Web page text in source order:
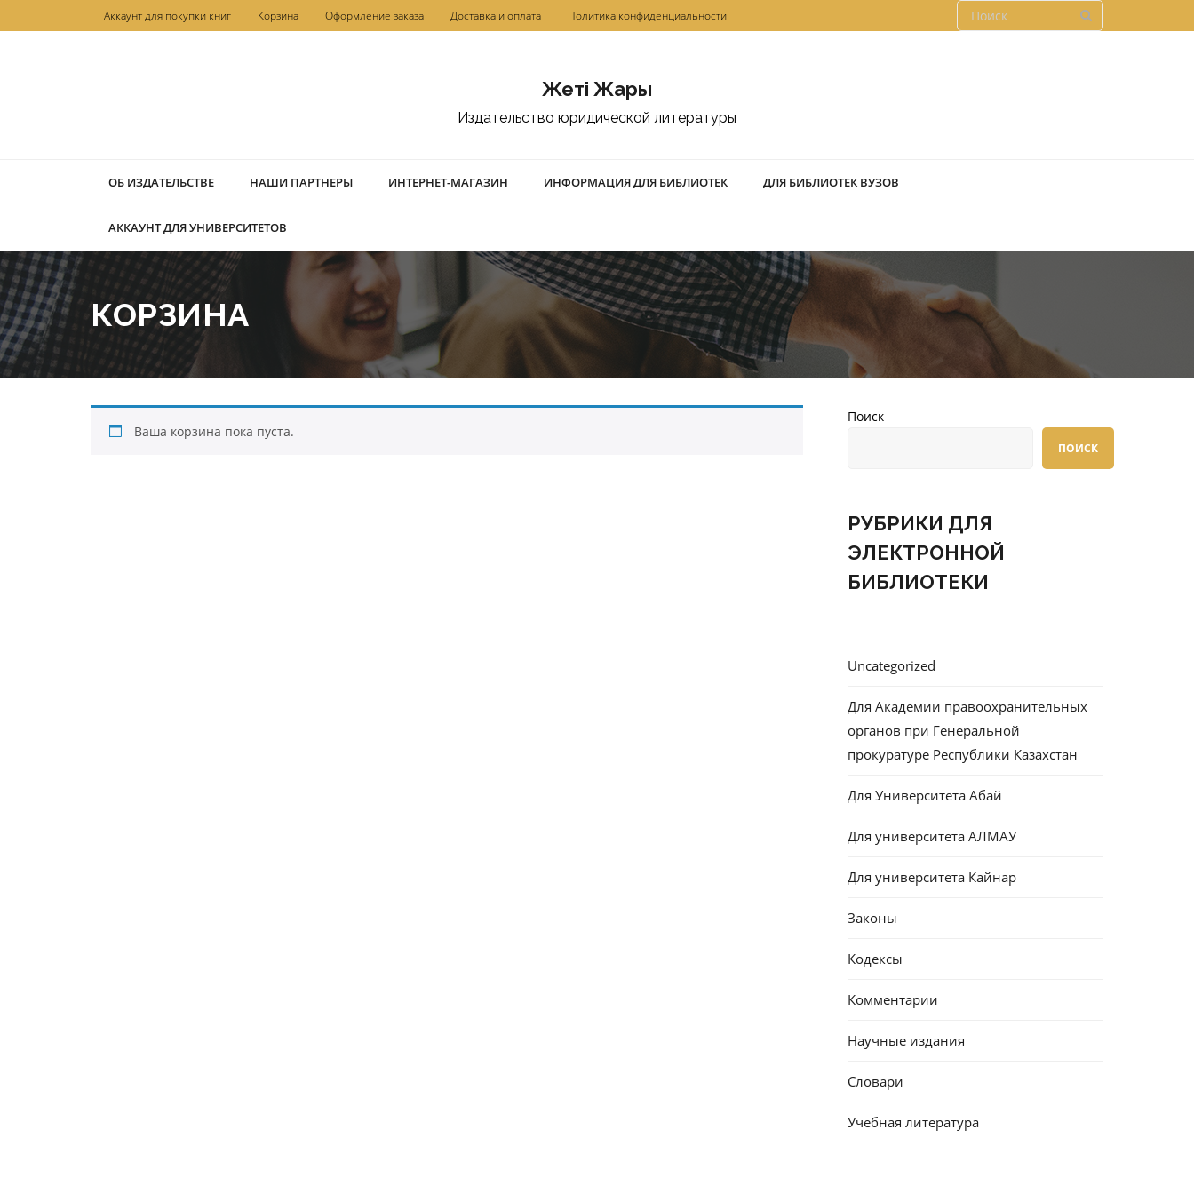
к
Аккаунт для покупки книг Корзина Оформление заказа Доставка и оплата Политика конфиденциальности
Жетi Жарғы
Издательство юридической литературы
ОБ ИЗДАТЕЛЬСТВЕ НАШИ ПАРТНЕРЫ ИНТЕРНЕТ-МАГАЗИН ИНФОРМАЦИЯ ДЛЯ БИБЛИОТЕК ДЛЯ БИБЛИОТЕК ВУЗОВ
АККАУНТ ДЛЯ УНИВЕРСИТЕТОВ
КОРЗИНА
Ваша корзина пока пуста.
Поиск
ПОИСК
РУБРИКИ ДЛЯ
ЭЛЕКТРОННОЙ
БИБЛИОТЕКИ
Uncategorized
Для Академии правоохранительных
органов при Генеральной
прокуратуре Республики Казахстан
Для Университета Абай
Для университета АЛМАУ
Для университета Кайнар
Законы
Кодексы
Комментарии
Научные издания
Словари
Учебная литература